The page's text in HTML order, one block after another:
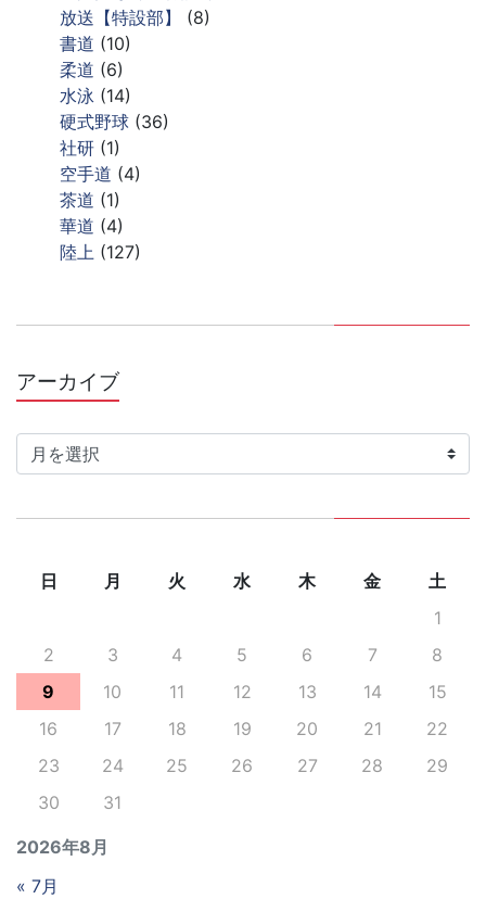
放送【特設部】
(8)
書道 (10)
柔道 (6)
水泳 (14)
硬式野球 (36)
社研 (1)
空手道 (4)
茶道 (1)
華道 (4)
陸上 (127)
アーカイブア
ー
カ
2026年8月
日 月 火 水 木 金
土
1
2
3 4 5 6 7
8
9
10 11 12 13 14
15
16
17 18 19 20 21
22
23
24 25 26 27 28
29
30
31
« 7月